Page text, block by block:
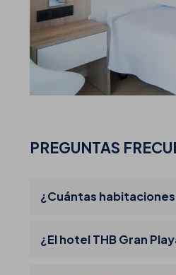
PREGUNTAS
¿Cuántas habitaciones
¿El hotel THB Gran